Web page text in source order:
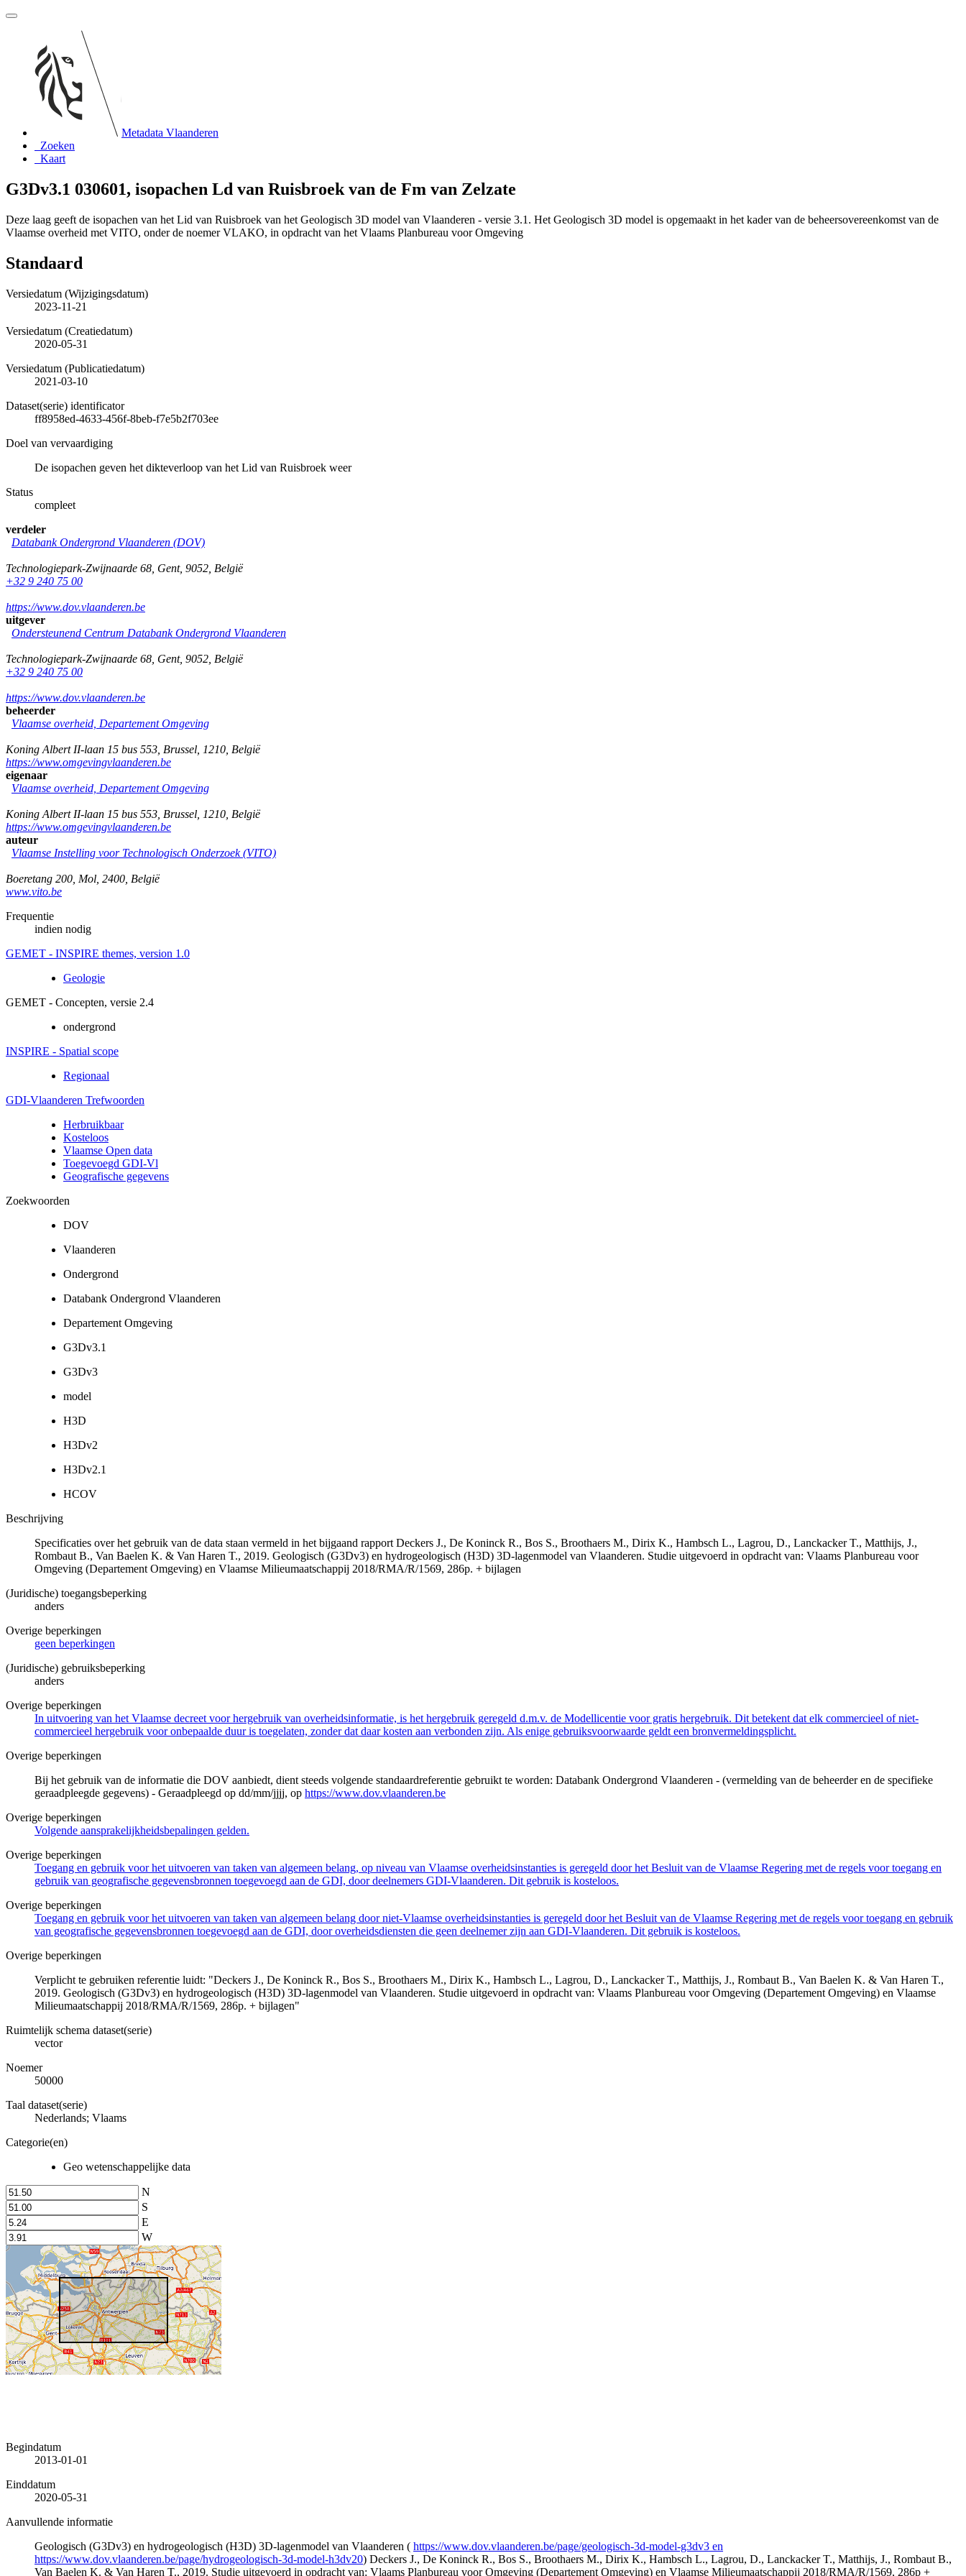
Metadata Vlaanderen
Zoeken
Kaart
G3Dv3.1 030601, isopachen Ld van Ruisbroek van de Fm van Zelzate
Deze laag geeft de isopachen van het Lid van Ruisbroek van het Geologisch 3D model van Vlaanderen - versie 3.1. Het Geologisch 3D model is opgemaakt in het kader van de beheersovereenkomst van de
Vlaamse overheid met VITO, onder de noemer VLAKO, in opdracht van het Vlaams Planbureau voor Omgeving
Standaard
Versiedatum (Wijzigingsdatum)
2023-11-21
Versiedatum (Creatiedatum)
2020-05-31
Versiedatum (Publicatiedatum)
2021-03-10
Dataset(serie) identificator
ff8958ed-4633-456f-8beb-f7e5b2f703ee
Doel van vervaardiging
De isopachen geven het dikteverloop van het Lid van Ruisbroek weer
Status
compleet
verdeler
Databank Ondergrond Vlaanderen (DOV)
Technologiepark-Zwijnaarde 68 Gent, 9052 België
+32 9 240 75 00
https://www.dov.vlaanderen.be
uitgever
Ondersteunend Centrum Databank Ondergrond Vlaanderen
Technologiepark-Zwijnaarde 68 Gent, 9052 België
+32 9 240 75 00
https://www.dov.vlaanderen.be
beheerder
Vlaamse overheid, Departement Omgeving
Koning Albert II-laan 15 bus 553 Brussel 1210 België
https://www.omgevingvlaanderen.be
eigenaar
Vlaamse overheid, Departement Omgeving
Koning Albert II-laan 15 bus 553 Brussel 1210 België
https://www.omgevingvlaanderen.be
auteur
Vlaamse Instelling voor Technologisch Onderzoek (VITO)
Boeretang 200 Mol 2400 België
www.vito.be
Frequentie
indien nodig
GEMET - INSPIRE themes, version 1.0
Geologie
GEMET - Concepten, versie 2.4
ondergrond
INSPIRE - Spatial scope
Regionaal
GDI-Vlaanderen Trefwoorden
Herbruikbaar
Kosteloos
Vlaamse Open data
Toegevoegd GDI-Vl
Geografische gegevens
Zoekwoorden
DOV
Vlaanderen
Ondergrond
Databank Ondergrond Vlaanderen
Departement Omgeving
G3Dv3.1
G3Dv3
model
H3D
H3Dv2
H3Dv2.1
HCOV
Beschrijving
Specificaties over het gebruik van de data staan vermeld in het bijgaand rapport Deckers J., De Koninck R., Bos S., Broothaers M., Dirix K., Hambsch L., Lagrou, D., Lanckacker T., Matthijs, J.,
Rombaut B., Van Baelen K. & Van Haren T., 2019. Geologisch (G3Dv3) en hydrogeologisch (H3D) 3D-lagenmodel van Vlaanderen. Studie uitgevoerd in opdracht van: Vlaams Planbureau voor
Omgeving (Departement Omgeving) en Vlaamse Milieumaatschappij 2018/RMA/R/1569, 286p. + bijlagen
(Juridische) toegangsbeperking
anders
Overige beperkingen
geen beperkingen
(Juridische) gebruiksbeperking
anders
Overige beperkingen
In uitvoering van het Vlaamse decreet voor hergebruik van overheidsinformatie, is het hergebruik geregeld d.m.v. de Modellicentie voor gratis hergebruik. Dit betekent dat elk commercieel of niet-
commercieel hergebruik voor onbepaalde duur is toegelaten, zonder dat daar kosten aan verbonden zijn. Als enige gebruiksvoorwaarde geldt een bronvermeldingsplicht.
Overige beperkingen
Bij het gebruik van de informatie die DOV aanbiedt, dient steeds volgende standaardreferentie gebruikt te worden: Databank Ondergrond Vlaanderen - (vermelding van de beheerder en de specifieke
geraadpleegde gegevens) - Geraadpleegd op dd/mm/jjjj, op https://www.dov.vlaanderen.be
Overige beperkingen
Volgende aansprakelijkheidsbepalingen gelden.
Overige beperkingen
Toegang en gebruik voor het uitvoeren van taken van algemeen belang, op niveau van Vlaamse overheidsinstanties is geregeld door het Besluit van de Vlaamse Regering met de regels voor toegang en
gebruik van geografische gegevensbronnen toegevoegd aan de GDI, door deelnemers GDI-Vlaanderen. Dit gebruik is kosteloos.
Overige beperkingen
Toegang en gebruik voor het uitvoeren van taken van algemeen belang door niet-Vlaamse overheidsinstanties is geregeld door het Besluit van de Vlaamse Regering met de regels voor toegang en gebruik
van geografische gegevensbronnen toegevoegd aan de GDI, door overheidsdiensten die geen deelnemer zijn aan GDI-Vlaanderen. Dit gebruik is kosteloos.
Overige beperkingen
Verplicht te gebruiken referentie luidt: "Deckers J., De Koninck R., Bos S., Broothaers M., Dirix K., Hambsch L., Lagrou, D., Lanckacker T., Matthijs, J., Rombaut B., Van Baelen K. & Van Haren T.,
2019. Geologisch (G3Dv3) en hydrogeologisch (H3D) 3D-lagenmodel van Vlaanderen. Studie uitgevoerd in opdracht van: Vlaams Planbureau voor Omgeving (Departement Omgeving) en Vlaamse
Milieumaatschappij 2018/RMA/R/1569, 286p. + bijlagen"
Ruimtelijk schema dataset(serie)
vector
Noemer
50000
Taal dataset(serie)
Nederlands; Vlaams
Categorie(en)
Geo wetenschappelijke data
N
S
E
W
Begindatum
2013-01-01
Einddatum
2020-05-31
Aanvullende informatie
Geologisch (G3Dv3) en hydrogeologisch (H3D) 3D-lagenmodel van Vlaanderen ( https://www.dov.vlaanderen.be/page/geologisch-3d-model-g3dv3 en
https://www.dov.vlaanderen.be/page/hydrogeologisch-3d-model-h3dv20) Deckers J., De Koninck R., Bos S., Broothaers M., Dirix K., Hambsch L., Lagrou, D., Lanckacker T., Matthijs, J., Rombaut B.,
Van Baelen K. & Van Haren T., 2019. Studie uitgevoerd in opdracht van: Vlaams Planbureau voor Omgeving (Departement Omgeving) en Vlaamse Milieumaatschappij 2018/RMA/R/1569, 286p +